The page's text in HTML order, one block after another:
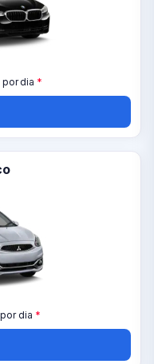
por dia *
por dia *